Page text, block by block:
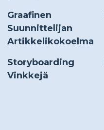
Graafinen
Suunnittelijan
Artikkelikokoelma
Storyboarding
Vinkkejä